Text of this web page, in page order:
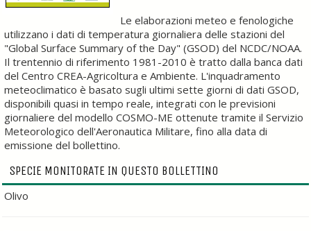
Le elaborazioni meteo e fenologiche
utilizzano i dati di temperatura giornaliera delle stazioni del
"Global Surface Summary of the Day" (GSOD) del NCDC/NOAA.
Il trentennio di riferimento 1981-2010 è tratto dalla banca dati
del Centro CREA-Agricoltura e Ambiente. L'inquadramento
meteoclimatico è basato sugli ultimi sette giorni di dati GSOD,
disponibili quasi in tempo reale, integrati con le previsioni
giornaliere del modello COSMO-ME ottenute tramite il Servizio
Meteorologico dell'Aeronautica Militare, fino alla data di
emissione del bollettino.
SPECIE MONITORATE IN QUESTO BOLLETTINO
Olivo